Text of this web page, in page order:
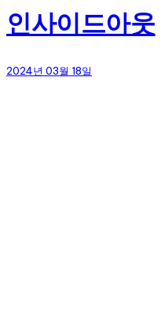
인사이드아웃
2024년 03월 18일